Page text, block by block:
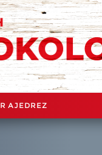
AJEDREZ